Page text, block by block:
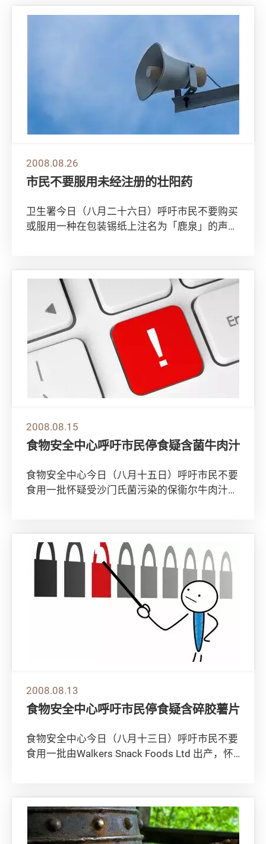
2008.08.26
市民不要服用未经注册的壮阳药
卫生署今日（八月二十六日）呼吁市民不要购买
或服用一种在包装锡纸上注名为「鹿泉」的声称
2008.08.15
食物安全中心呼吁市民停食疑含菌牛肉汁
食物安全中心今日（八月十五日）呼吁市民不要
食用一批怀疑受沙门氏菌污染的保衞尔牛肉汁
2008.08.13
食物安全中心呼吁市民停食疑含碎胶薯片
食物安全中心今日（八月十三日）呼吁市民不要
食用一批由Walkers Snack Foods Ltd 出产，怀